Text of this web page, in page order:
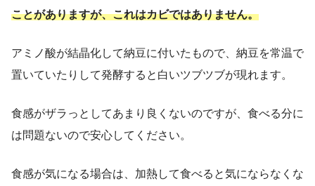
ことがありますが、これはカビではありません。
アミノ酸が結晶化して納豆に付いたもので、納豆を常温で
置いていたりして発酵すると白いツブツブが現れます。
食感がザラっとしてあまり良くないのですが、食べる分に
は問題ないので安心してください。
食感が気になる場合は、加熱して食べると気にならなくな